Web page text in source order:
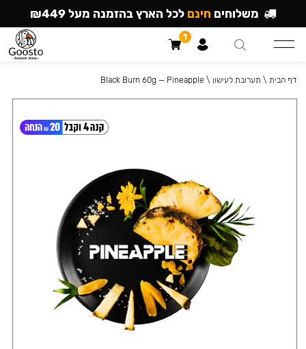
דף הבית \ תערובת לעישון \
Black Burn 60g — Pineapple
משלוחים חינם לכל הארץ בהזמנה מעל ₪449
1